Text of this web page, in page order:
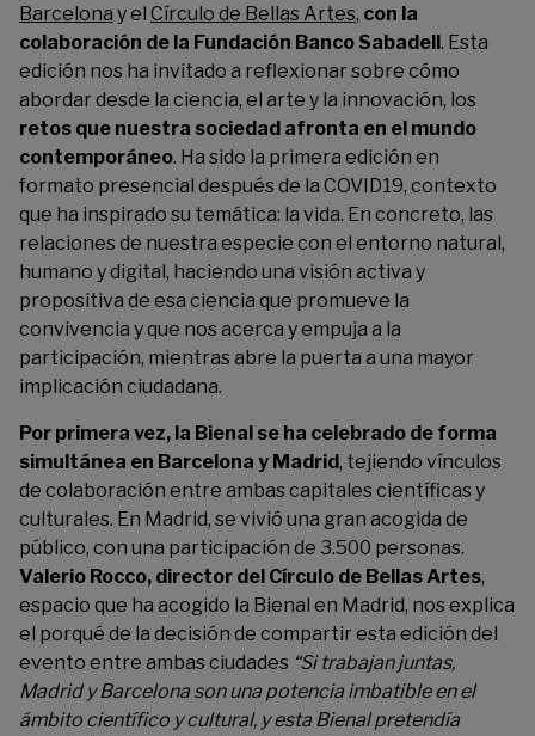
Barcelona y el Círculo de Bellas Artes, con la
colaboración de la Fundación Banco Sabadell. Esta
edición nos ha invitado a reflexionar sobre cómo
abordar desde la ciencia, el arte y la innovación, los
retos que nuestra sociedad afronta en el mundo
contemporáneo. Ha sido la primera edición en
formato presencial después de la COVID19, contexto
que ha inspirado su temática: la vida. En concreto, las
relaciones de nuestra especie con el entorno natural,
humano y digital, haciendo una visión activa y
propositiva de esa ciencia que promueve la
convivencia y que nos acerca y empuja a la
participación, mientras abre la puerta a una mayor
implicación ciudadana.
Por primera vez, la Bienal se ha celebrado de forma
simultánea en Barcelona y Madrid, tejiendo vínculos
de colaboración entre ambas capitales científicas y
culturales. En Madrid, se vivió una gran acogida de
público, con una participación de 3.500 personas.
Valerio Rocco, director del Círculo de Bellas Artes,
espacio que ha acogido la Bienal en Madrid, nos explica
el porqué de la decisión de compartir esta edición del
evento entre ambas ciudades “Si trabajan juntas,
Madrid y Barcelona son una potencia imbatible en el
ámbito científico y cultural, y esta Bienal pretendía